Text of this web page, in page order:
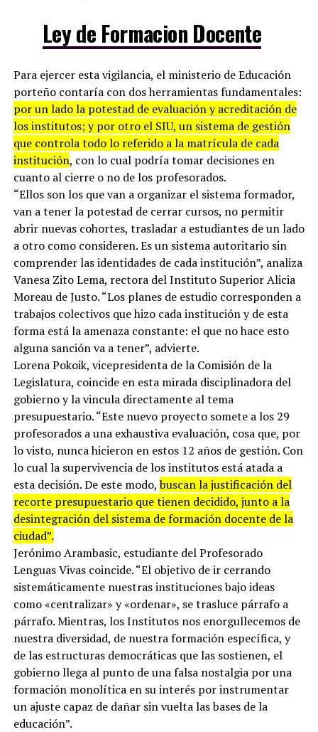
Ley de Formacion Docente
Para ejercer esta vigilancia, el ministerio de Educación
porteño contaría con dos herramientas fundamentales:
por un lado la potestad de evaluación y acreditación de
los institutos; y por otro el SIU, un sistema de gestión
que controla todo lo referido a la matrícula de cada
institución, con lo cual podría tomar decisiones en
cuanto al cierre o no de los profesorados.
“Ellos son los que van a organizar el sistema formador,
van a tener la potestad de cerrar cursos, no permitir
abrir nuevas cohortes, trasladar a estudiantes de un lado
a otro como consideren. Es un sistema autoritario sin
comprender las identidades de cada institución”, analiza
Vanesa Zito Lema, rectora del Instituto Superior Alicia
Moreau de Justo. “Los planes de estudio corresponden a
trabajos colectivos que hizo cada institución y de esta
forma está la amenaza constante: el que no hace esto
alguna sanción va a tener”, advierte.
Lorena Pokoik, vicepresidenta de la Comisión de la
Legislatura, coincide en esta mirada disciplinadora del
gobierno y la vincula directamente al tema
presupuestario. “Este nuevo proyecto somete a los 29
profesorados a una exhaustiva evaluación, cosa que, por
lo visto, nunca hicieron en estos 12 años de gestión. Con
lo cual la supervivencia de los institutos está atada a
esta decisión. De este modo,buscan la justificación del
recorte presupuestario que tienen decidido, junto a la
desintegración del sistema de formación docente de la
ciudad”.
Jerónimo Arambasic, estudiante del Profesorado
Lenguas Vivas coincide. “El objetivo de ir cerrando
sistemáticamente nuestras instituciones bajo ideas
como «centralizar» y «ordenar», se trasluce párrafo a
párrafo. Mientras, los Institutos nos enorgullecemos de
nuestra diversidad, de nuestra formación específica, y
de las estructuras democráticas que las sostienen, el
gobierno llega al punto de una falsa nostalgia por una
formación monolítica en su interés por instrumentar
un ajuste capaz de dañar sin vuelta las bases de la
educación”.